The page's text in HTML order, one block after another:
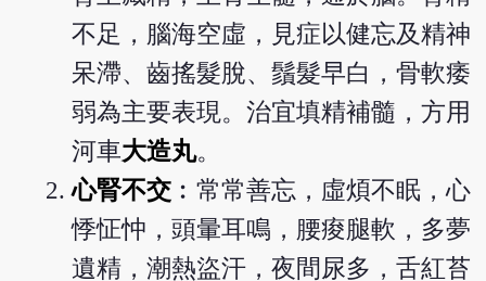
不足，腦海空虛，見症以健忘及精神
呆滯、齒搖髮脫、鬚髮早白，骨軟痿
弱為主要表現。治宜填精補髓，方用
河車大造丸。
心腎不交 ︰常常善忘，虛煩不眠，心
悸怔忡，頭暈耳鳴，腰痠腿軟，多夢
遺精，潮熱盜汗，夜間尿多，舌紅苔